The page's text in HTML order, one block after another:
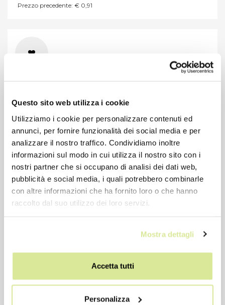
Questo sito web utilizza i cookie
Utilizziamo i cookie per personalizzare contenuti ed
annunci, per fornire funzionalità dei social media e per
analizzare il nostro traffico. Condividiamo inoltre
informazioni sul modo in cui utilizza il nostro sito con i
nostri partner che si occupano di analisi dei dati web,
pubblicità e social media, i quali potrebbero combinarle
con altre informazioni che ha fornito loro o che hanno
raccolto dal suo utilizzo dei loro servizi.
Mostra dettagli
Accetta tutti
Personalizza
Prezzo precedente: € 0,91
€ 61,00